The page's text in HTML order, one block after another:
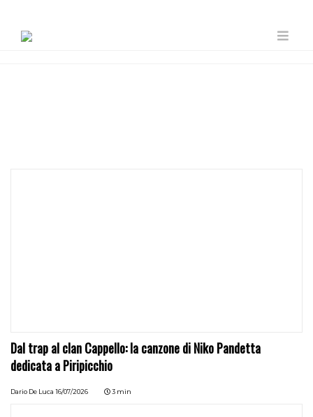
Dal trap al clan Cappello: la canzone di Niko Pandetta
dedicata a Piripicchio
Dario De Luca 16/07/2026 3 min